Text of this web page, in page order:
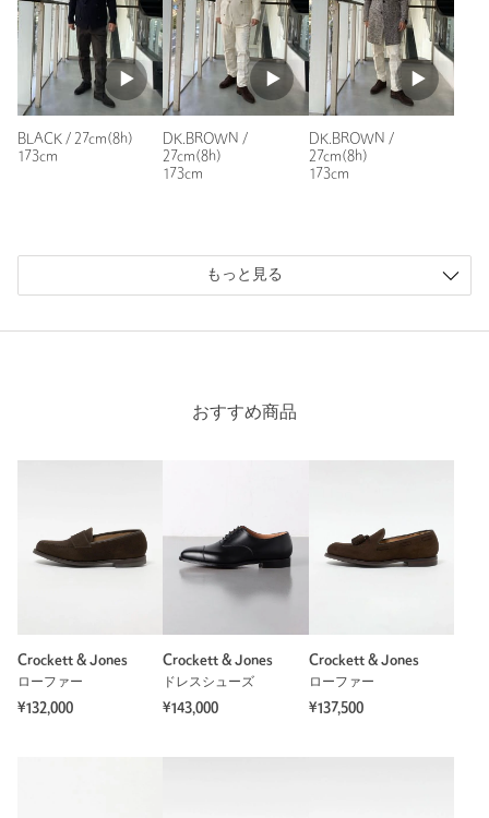
ニックネーム： がぶお
投稿日： 2024年2月11日
購入商品のサイズ感：ちょうどよい
性別：男性
※レビューは、個人の主観による感想・体感によるもので、商品の効果や性
能を保証するものではありません。
BLACK / 27cm(8h)
173cm
DK.BROWN /
27cm(8h)
173cm
DK.BROWN /
27cm(8h)
173cm
もっと見る
おすすめ商品
Crockett & Jones
ローファー
¥132,000
Crockett & Jones
ドレスシューズ
¥143,000
Crockett & Jones
ローファー
¥137,500